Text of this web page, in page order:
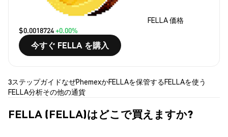
FELLA 価格
$0.0018724+0.00%
今すぐ FELLA を購入
3ステップガイドなぜPhemexかFELLAを保管するFELLAを使う
FELLA分析その他の通貨
FELLA (FELLA)はどこで買えますか?